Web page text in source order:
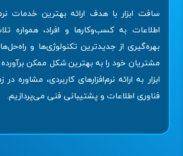
سافت ابزار با هدف ارائه بهترین خدمات
اطلاعات به کسب‌وکارها و افراد، همواره
بهره‌گیری از جدیدترین تکنولوژی‌ها و
مشتریان خود را به بهترین شکل ممکن
ابزار به ارائه نرم‌افزارهای کاربردی، مشاوره
فناوری اطلاعات و پشتیبانی فنی می‌پردازیم.